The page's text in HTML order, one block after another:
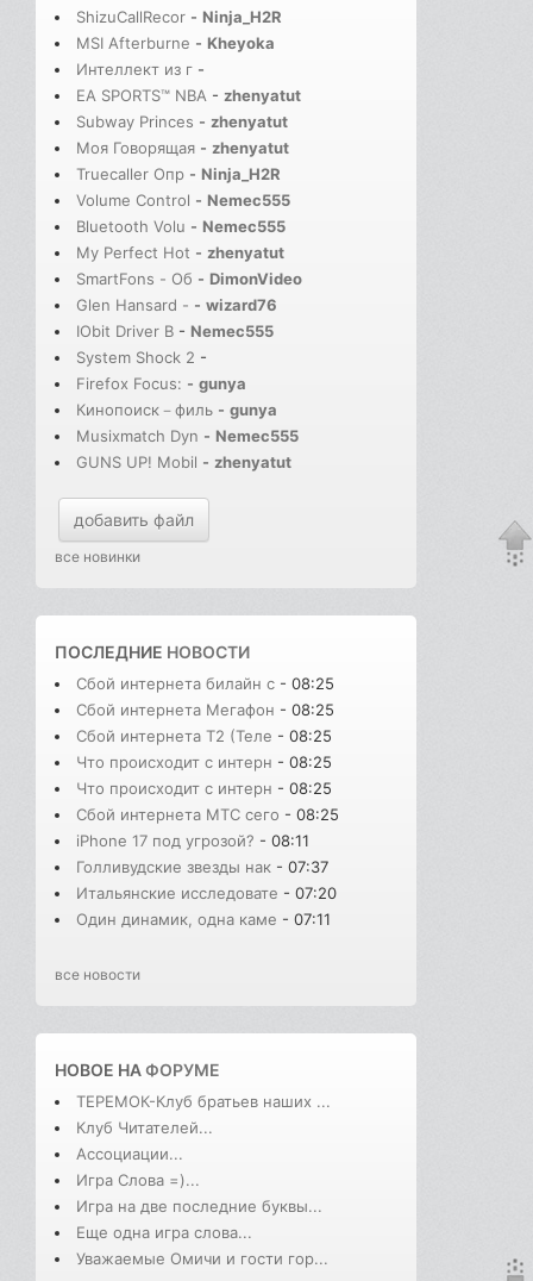
ShizuCallRecor - Ninja_H2R
MSI Afterburne - Kheyoka
Интеллект из г -
EA SPORTS™ NBA - zhenyatut
Subway Princes - zhenyatut
Моя Говорящая - zhenyatut
Truecaller Опр - Ninja_H2R
Volume Control - Nemec555
Bluetooth Volu - Nemec555
My Perfect Hot - zhenyatut
SmartFons - Об - DimonVideo
Glen Hansard - - wizard76
IObit Driver B - Nemec555
System Shock 2 -
Firefox Focus: - gunya
Кинопоиск－филь - gunya
Musixmatch Dyn - Nemec555
GUNS UP! Mobil - zhenyatut
добавить файл
все новинки
ПОСЛЕДНИЕ НОВОСТИ
Сбой интернета билайн с - 08:25
Сбой интернета Мегафон - 08:25
Сбой интернета T2 (Теле - 08:25
Что происходит с интерн - 08:25
Что происходит с интерн - 08:25
Сбой интернета МТС сего - 08:25
iPhone 17 под угрозой? - 08:11
Голливудские звезды нак - 07:37
Итальянские исследовате - 07:20
Один динамик, одна каме - 07:11
все новости
НОВОЕ НАФОРУМЕ
ТЕРЕМОК-Клуб братьев наших ...
Клуб Читателей...
Ассоциации...
Игра Слова =)...
Игра на две последние буквы...
Еще одна игра слова...
Уважаемые Омичи и гости гор...